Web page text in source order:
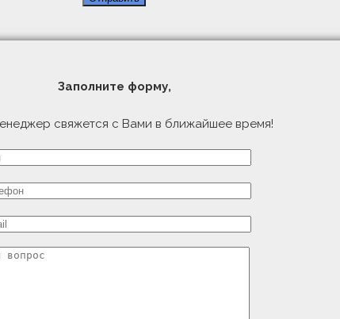
Заполните форму,
свяжется с Вами в ближайшее время!